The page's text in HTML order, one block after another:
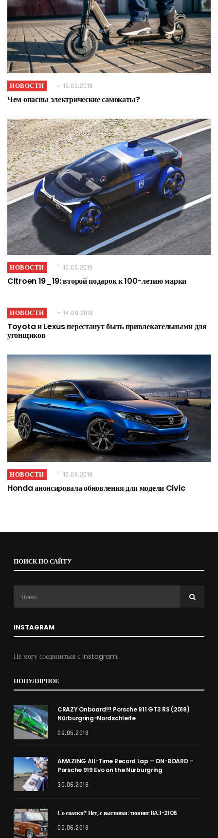
НОВОСТИ 19.03.2019
Чем опасны электрические самокаты?
НОВОСТИ 15.05.2019
Citroen 19_19: второй подарок к 100-летию марки
НОВОСТИ 14.09.2018
Toyota и Lexus перестанут быть привлекательными для
угонщиков
НОВОСТИ 15.08.2018
Honda анонсировала обновления для модели Civic
ПОИСК ПО САЙТУ
INSTAGRAM
Не могу соединиться с Instagram.
ПОПУЛЯРНОЕ
CRAZY Onboard!!! Porsche 911 GT3 RS (2018)
Nürburgring-Nordschleife
09.05.2018
AMAZING All-Time Record Lap – ON-BOARD –
Porsche 919 Evo on the Nürburgring
30.06.2018
Со свалки? Нет, с выставки: тюнинг ВАЗ-2106
09.06.2018